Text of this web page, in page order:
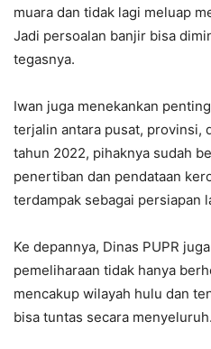
muara dan tidak lagi meluap
Jadi persoalan banjir bisa
tegasnya.
‎‎Iwan juga menekankan
terjalin antara pusat, provinsi,
tahun 2022, pihaknya sudah
penertiban dan pendataan
terdampak sebagai persiapan
‎‎Ke depannya, Dinas PUPR
pemeliharaan tidak hanya
mencakup wilayah hulu dan
bisa tuntas secara menyeluruh.